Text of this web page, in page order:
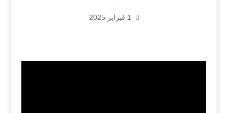
1 فبراير 2025